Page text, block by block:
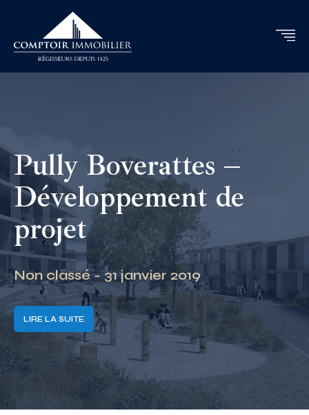
Pully Boverattes –
Développement de
projet
Non classé - 31 janvier 2019
LIRE LA SUITE